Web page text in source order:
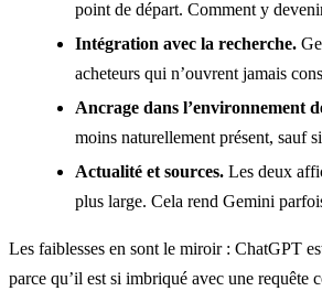
point de départ. Comment y
Intégration avec la recherche.
acheteurs qui n’ouvrent jamais
Ancrage dans l’environnement
moins naturellement présent, sauf
Actualité et sources. Les deux
plus large. Cela rend Gemini
Les faiblesses en sont le miroir : ChatGPT
parce qu’il est si imbriqué avec une requête